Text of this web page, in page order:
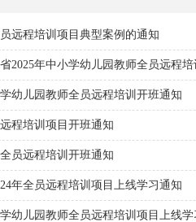
远程培训项目典型案例的通知
2025年中小学幼儿园教师全员远程
幼儿园教师全员远程培训开班通知
程培训项目开班通知
员远程培训开班通知
年全员远程培训项目上线学习通知
幼儿园教师全员远程培训项目上线学